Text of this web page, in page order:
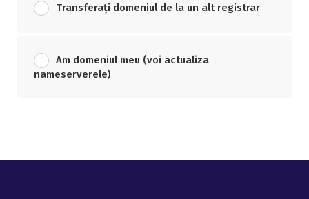
Transferați domeniul de la un alt registrar
Am domeniul meu (voi actualiza
nameserverele)